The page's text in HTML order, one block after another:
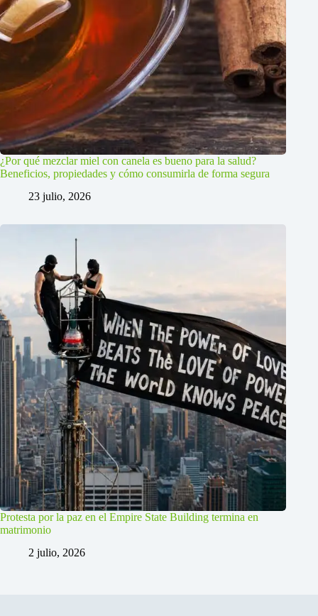
¿Por qué mezclar miel con canela es bueno para la salud?
Beneficios, propiedades y cómo consumirla de forma segura
23 julio, 2026
Protesta por la paz en el Empire State Building termina en
matrimonio
2 julio, 2026